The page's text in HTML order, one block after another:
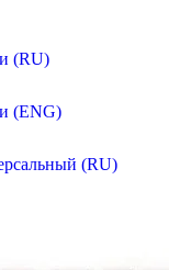
(RU)
(ENG)
(RU)